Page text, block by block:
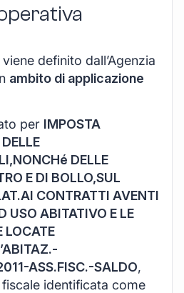
definito dall’Agenzia
ambito di applicazione
per IMPOSTA
DELLE
DELLE
E DI BOLLO,SUL
CONTRATTI AVENTI
USO ABITATIVO E LE
LOCATE
ASS.FISC.-SALDO,
fiscale identificata come